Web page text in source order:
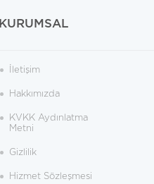
KURUMSAL
İletişim
Hakkımızda
KVKK Aydınlatma
Metni
Gizlilik
Hizmet Sözleşmesi